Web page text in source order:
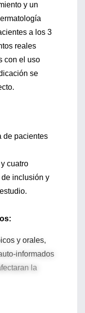
y un
a los 3
reales
con el uso
se
de pacientes
cuatro
inclusión y
y orales,
informados
la